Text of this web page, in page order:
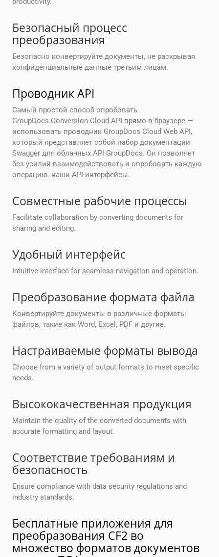
Безопасный процесс
преобразования
Безопасно конвертируйте документы, не раскрывая
конфиденциальные данные третьим лицам.
Проводник API
Самый простой способ опробовать
GroupDocs.Conversion Cloud API прямо в браузере —
использовать проводник GroupDocs Cloud Web API,
который представляет собой набор документации
Swagger для облачных API GroupDocs. Он позволяет
без усилий взаимодействовать и опробовать каждую
операцию. наши API-интерфейсы.
Совместные рабочие процессы
Facilitate collaboration by converting documents for
sharing and editing.
Удобный интерфейс
Intuitive interface for seamless navigation and operation.
Преобразование формата файла
Конвертируйте документы в различные форматы
файлов, такие как Word, Excel, PDF и другие.
Настраиваемые форматы вывода
Choose from a variety of output formats to meet specific
needs.
Высококачественная продукция
Maintain the quality of the converted documents with
accurate formatting and layout.
Соответствие требованиям и
безопасность
Ensure compliance with data security regulations and
industry standards.
Бесплатные приложения для
преобразования CF2 во
множество форматов документов